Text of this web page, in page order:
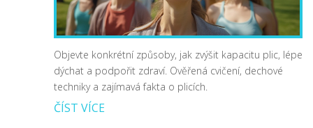
Objevte konkrétní způsoby, jak zvýšit kapacitu plic, lépe
dýchat a podpořit zdraví. Ověřená cvičení, dechové
techniky a zajímavá fakta o plicích.
ČÍST VÍCE